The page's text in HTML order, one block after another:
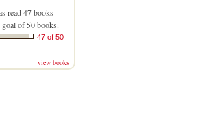
read 47 books
of 50 books.
47 of 50
view books